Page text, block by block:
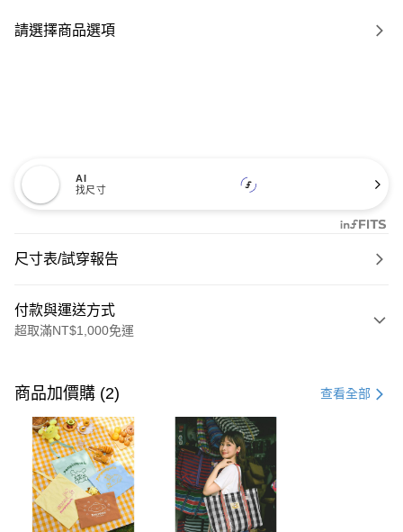
請選擇商品選項
AI
找尺寸
尺寸表/試穿報告
付款與運送方式
超取滿NT$1,000免運
信用卡一次付款
購物金
超商取貨付款
LINE Pay
街口支付
商品加價購 (2) 查看全部